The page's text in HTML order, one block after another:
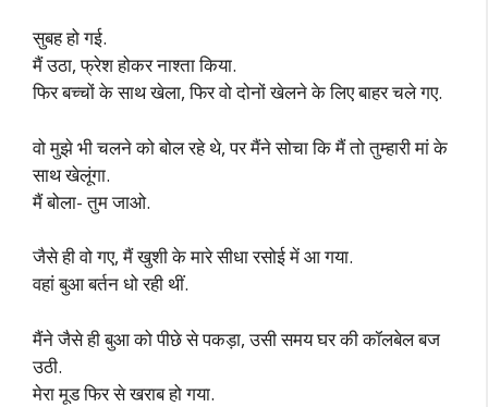
सुबह हो गई.
मैं उठा, फ्रेश होकर नाश्ता किया.
फिर बच्चों के साथ खेला, फिर वो दोनों खेलने के लिए बाहर चले गए.
वो मुझे भी चलने को बोल रहे थे, पर मैंने सोचा कि मैं तो तुम्हारी मां के
साथ खेलूंगा.
मैं बोला- तुम जाओ.
जैसे ही वो गए, मैं खुशी के मारे सीधा रसोई में आ गया.
वहां बुआ बर्तन धो रही थीं.
मैंने जैसे ही बुआ को पीछे से पकड़ा, उसी समय घर की कॉलबेल बज
उठी.
मेरा मूड फिर से खराब हो गया.